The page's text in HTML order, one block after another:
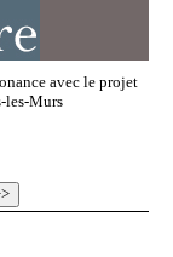
avec le projet
les-Murs